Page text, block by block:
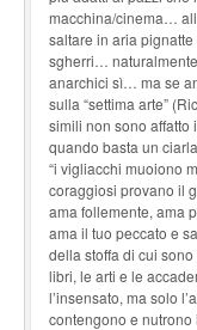
macchina/cinema…
saltare in aria
sgherri…
anarchici sì… ma se
sulla “settima arte”
simili non sono affatto
quando basta un
“i vigliacchi muoiono
coraggiosi provano il
ama follemente, ama
ama il tuo peccato e
della stoffa di cui
libri, le arti e le
l’insensato, ma solo
contengono e